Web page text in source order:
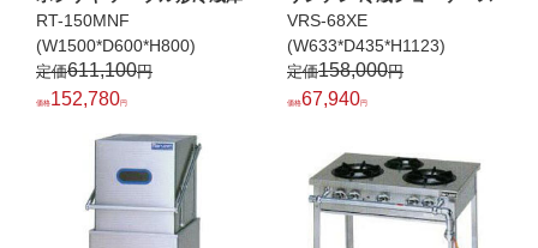
RT-150MNF
(W1500*D600*H800)
611,100
152,780
VRS-68XE
(W633*D435*H1123)
158,000
67,940